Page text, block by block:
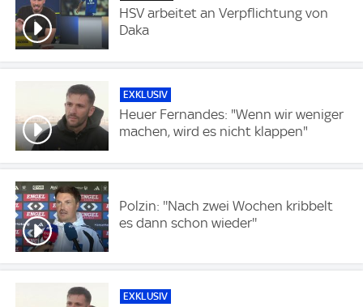
HSV arbeitet an Verpflichtung von
Daka
EXKLUSIV
Heuer Fernandes: "Wenn wir weniger
machen, wird es nicht klappen"
Polzin: ''Nach zwei Wochen kribbelt
es dann schon wieder''
EXKLUSIV